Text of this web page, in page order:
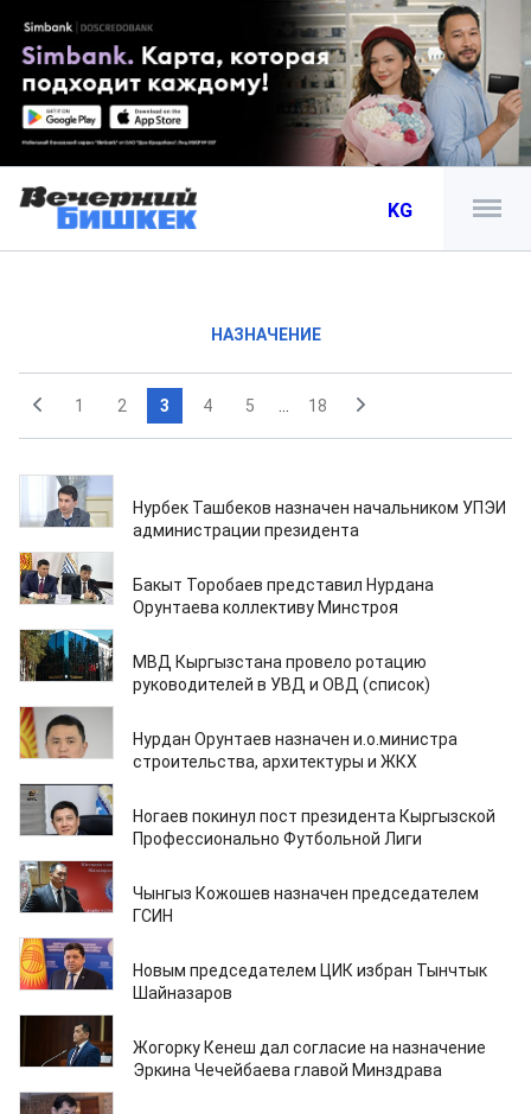
KG
НАЗНАЧЕНИЕ
1 2 3 4 5 18
17.02.2025
Нурбек Ташбеков назначен начальником УПЭИ
администрации президента
17.02.2025
Бакыт Торобаев представил Нурдана
Орунтаева коллективу Минстроя
12.02.2025
МВД Кыргызстана провело ротацию
руководителей в УВД и ОВД (список)
11.02.2025
Нурдан Орунтаев назначен и.о.министра
строительства, архитектуры и ЖКХ
10.02.2025
Ногаев покинул пост президента Кыргызской
Профессионально Футбольной Лиги
10.02.2025
Чынгыз Кожошев назначен председателем
ГСИН
10.02.2025
Новым председателем ЦИК избран Тынчтык
Шайназаров
05.02.2025
Жогорку Кенеш дал согласие на назначение
Эркина Чечейбаева главой Минздрава
04.02.2025